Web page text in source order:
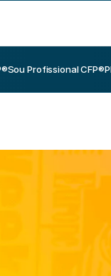
Sou Profissional CFP®